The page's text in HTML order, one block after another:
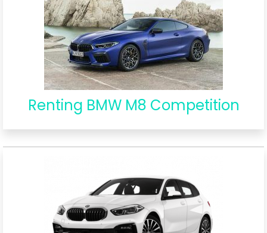
Renting BMW M8 Competition